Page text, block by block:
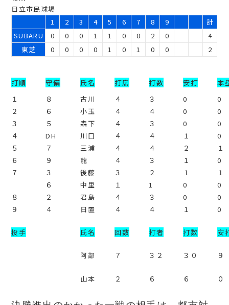
日立市民球場
1
2 3 4 5 6 7 8 9
計
SUBARU
0 0 0 1 1 0 0 2 0
4
東芝
0 0 0 0 1 0 1 0 0 2
打順 守備 氏名 打席 打数 安打
本
１
８ 古川 ４ ３ 0
0
２
６ 小玉 ４ ４ 0
0
３
５ 森下 ４ ３ 0
0
４
DH 川口 ４ ４ １
0
５
７ 三浦 ４ ４ ２
１
６
９ 龍 ４ ３ １
0
７
３ 後藤 ３ ２ １
１
６
中里 １ 1 0
0
８
２ 君島 ４ ３ 0
0
９
４ 日置 ４ ４ １ 0
投手 氏名 回数 打者 打数 安
阿部 ７ ３２ ３０ ９
山本 ２ ６ ６ ０